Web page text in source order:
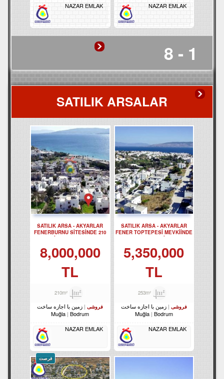
NAZAR EMLAK
NAZAR EMLAK
1 - 8
SATILIK ARSALAR
SATILIK ARSA - AKYARLAR
FENER TOPTEPESİ MEVKİİNDE
253 M2 YOL CEPHELİ ARSA REF-
5,350,000
TL
فروشی
زمین با اجازه ساخت
Muğla Bodrum
NAZAR EMLAK
SATILIK ARSA - AKYARLAR
FENERBURNU SİTESİNDE 210
M2 İ ARSA REF-3249
8,000,000
TL
210m²
فروشی
زمین با اجازه ساخت
Muğla Bodrum
NAZAR EMLAK
فرصت